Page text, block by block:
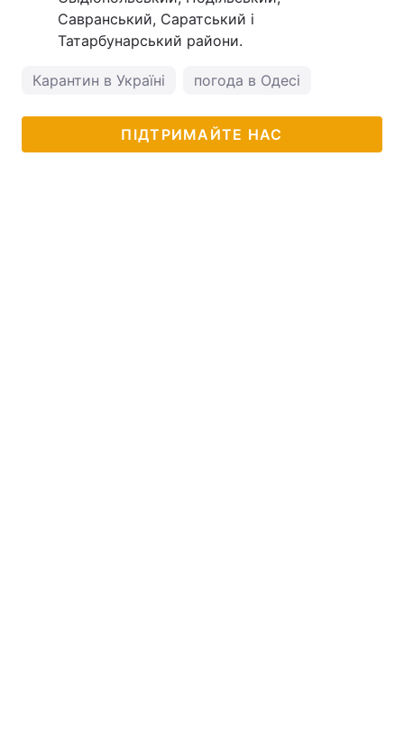
Савранський, Саратський і
Татарбунарський райони.
Карантин в Україні погода в Одесі
ПІДТРИМАЙТЕ НАС